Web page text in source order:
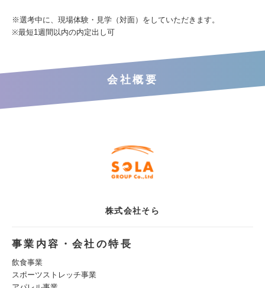
※選考中に、現場体験・見学（対面）をしていただきます。
※最短1週間以内の内定出し可
会社概要
株式会社そら
事業内容・会社の特長
飲食事業
スポーツストレッチ事業